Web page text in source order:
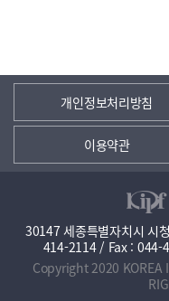
개인정보처리방침
이용약관
30147 세종특별자치시 시
414-2114 / Fax : 044-
Copyright 2020 KOREA